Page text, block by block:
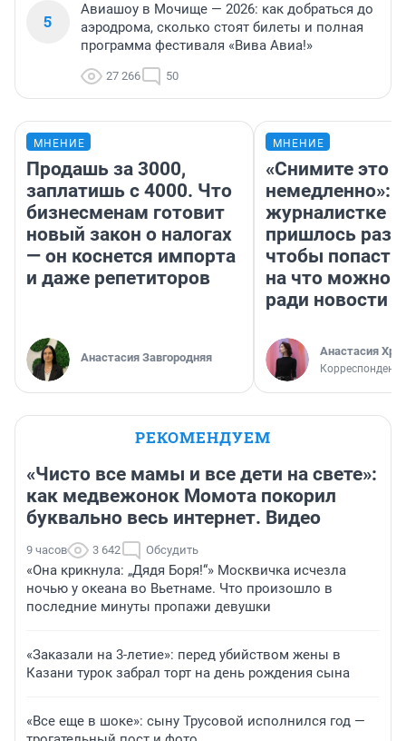
5
Авиашоу в Мочище — 2026: как добраться до
аэродрома, сколько стоят билеты и полная
программа фестиваля «Вива Авиа!»
27 266 50
МНЕНИЕ
Продашь за 3000,
заплатишь с 4000. Что
бизнесменам готовит
новый закон о налогах
— он коснется импорта
и даже репетиторов
Анастасия Завгородняя
МНЕНИЕ
«Снимите это
немедленно»:
журналистке
пришлось
чтобы попасть
на что можно
ради новости
Анастасия
Корреспондент
РЕКОМЕНДУЕМ
«Чисто все мамы и все дети на свете»:
как медвежонок Момота покорил
буквально весь интернет. Видео
9 часов 3 642 Обсудить
«Она крикнула: „Дядя Боря!“» Москвичка исчезла
ночью у океана во Вьетнаме. Что произошло в
последние минуты пропажи девушки
«Заказали на 3-летие»: перед убийством жены в
Казани турок забрал торт на день рождения сына
«Все еще в шоке»: сыну Трусовой исполнился год —